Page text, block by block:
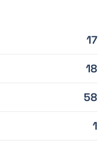
17
18
58
1